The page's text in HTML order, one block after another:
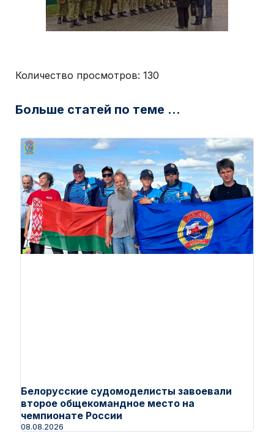
Количество просмотров: 130
Больше статей по теме ...
Белорусские судомоделисты завоевали
второе общекомандное место на
чемпионате России
08.08.2026